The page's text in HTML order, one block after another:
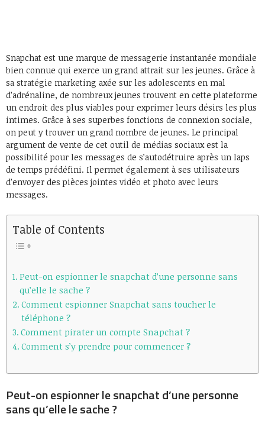
Snapchat est une marque de messagerie instantanée mondiale
bien connue qui exerce un grand attrait sur les jeunes. Grâce à
sa stratégie marketing axée sur les adolescents en mal
d’adrénaline, de nombreux jeunes trouvent en cette plateforme
un endroit des plus viables pour exprimer leurs désirs les plus
intimes. Grâce à ses superbes fonctions de connexion sociale,
on peut y trouver un grand nombre de jeunes. Le principal
argument de vente de cet outil de médias sociaux est la
possibilité pour les messages de s’autodétruire après un laps
de temps prédéfini. Il permet également à ses utilisateurs
d’envoyer des pièces jointes vidéo et photo avec leurs
messages.
Table of Contents
Peut-on espionner le snapchat d’une personne sans
qu’elle le sache ?
Comment espionner Snapchat sans toucher le
téléphone ?
Comment pirater un compte Snapchat ?
Comment s’y prendre pour commencer ?
Peut-on espionner le snapchat d’une personne
sans qu’elle le sache ?